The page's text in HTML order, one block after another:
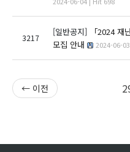
3217
[일반공지]
「2024
모집 안내
2024-06-
← 이전